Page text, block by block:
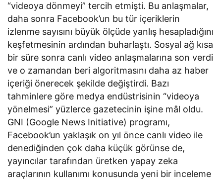
“videoya dönmeyi” tercih etmişti. Bu anlaşmalar,
daha sonra Facebook’un bu tür içeriklerin
izlenme sayısını büyük ölçüde yanlış hesapladığını
keşfetmesinin ardından buharlaştı. Sosyal ağ kısa
bir süre sonra canlı video anlaşmalarına son verdi
ve o zamandan beri algoritmasını daha az haber
içeriği önerecek şekilde değiştirdi. Bazı
tahminlere göre medya endüstrisinin “videoya
yönelmesi” yüzlerce gazetecinin işine mâl oldu.
GNI (Google News Initiative) programı,
Facebook’un yaklaşık on yıl önce canlı video ile
denediğinden çok daha küçük görünse de,
yayıncılar tarafından üretken yapay zeka
araçlarının kullanımı konusunda yeni bir inceleme